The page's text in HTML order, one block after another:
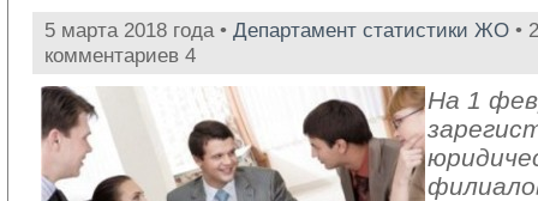
5 марта 2018 года • Департамент статистики ЖО •
комментариев 4
На 1